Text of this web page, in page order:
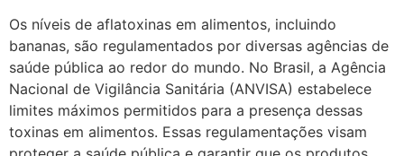
Os níveis de aflatoxinas em alimentos, incluindo
bananas, são regulamentados por diversas agências de
saúde pública ao redor do mundo. No Brasil, a Agência
Nacional de Vigilância Sanitária (ANVISA) estabelece
limites máximos permitidos para a presença dessas
toxinas em alimentos. Essas regulamentações visam